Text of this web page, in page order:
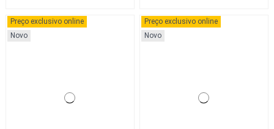
Preço exclusivo online
Novo
Preço exclusivo online
Novo